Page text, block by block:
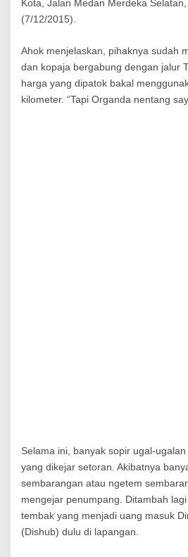
Kota, Jalan Medan Merdeka
(7/12/2015).
Ahok menjelaskan, pihaknya sudah
dan kopaja bergabung dengan jalur
harga yang dipatok bakal
kilometer. “Tapi Organda nentang
Selama ini, banyak sopir ugal-
yang dikejar setoran. Akibatnya
sembarangan atau ngetem
mengejar penumpang. Ditambah
tembak yang menjadi uang masuk
(Dishub) dulu di lapangan.